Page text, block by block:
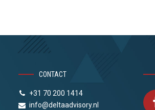
CONTACT
+31 70 200 1414
info@deltaadvisory.nl